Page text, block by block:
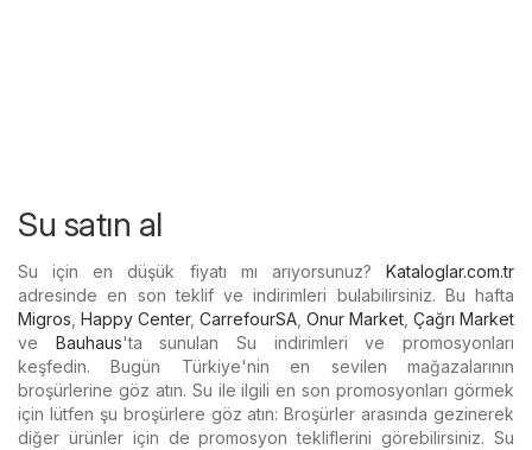
Su satın al
Su için en düşük fiyatı mı arıyorsunuz? Kataloglar.com.tr
adresinde en son teklif ve indirimleri bulabilirsiniz. Bu hafta
Migros Happy Center, CarrefourSA Onur Market Çağrı Market
ve Bauhaus'ta sunulan Su indirimleri ve promosyonları
keşfedin. Bugün Türkiye'nin en sevilen mağazalarının
broşürlerine göz atın. Su ile ilgili en son promosyonları görmek
için lütfen şu broşürlere göz atın: Broşürler arasında gezinerek
diğer ürünler için de promosyon tekliflerini görebilirsiniz. Su